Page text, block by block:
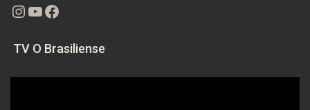
Instagram
Youtube
Facebook
TV O Brasiliense